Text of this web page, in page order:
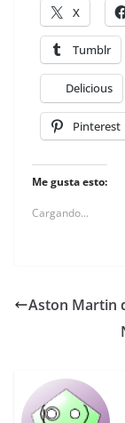
X
Tumblr
Delicious
Pinterest
Me gusta esto:
Cargando...
Aston Martin